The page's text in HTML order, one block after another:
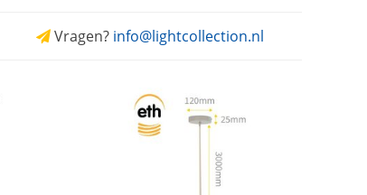
Vragen? info@lightcollection.nl